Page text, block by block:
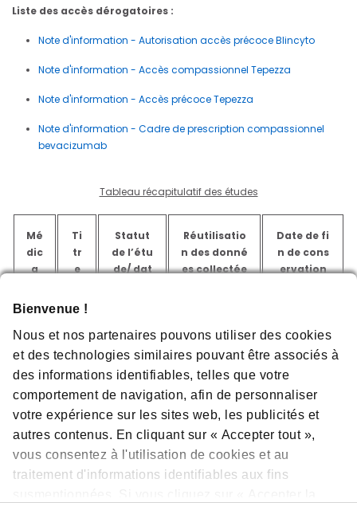
Bienvenue !
Nous et nos partenaires pouvons utiliser des cookies
et des technologies similaires pouvant être associés à
des informations identifiables, telles que votre
comportement de navigation, afin de personnaliser
votre expérience sur les sites web, les publicités et
autres contenus. En cliquant sur « Accepter tout »,
vous consentez à l'utilisation de cookies et au
traitement d'informations identifiables aux fins
Liste des accès dérogatoires :
Note d'information - Autorisation accès précoce Blincyto
Note d'information - Accès compassionnel Tepezza
Note d'information - Accès précoce Tepezza
Note d'information - Cadre de prescription compassionnel
bevacizumab
Tableau récapitulatif des études
Mé
dic
a
Ti
tr
e
de
Statut
de l’étu
de/ dat
Réutilisatio
n des donné
es collectée
Date de fi
n de cons
ervation
LU
MY
AS
(so
tor
PI
C
SO
En cours
Réutilisation
prévue
2026